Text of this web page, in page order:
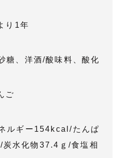
り1年
糖、洋酒/酸味料、酸化
ご
ルギー154kcal/たんぱ
水化物37.4ｇ/食塩相